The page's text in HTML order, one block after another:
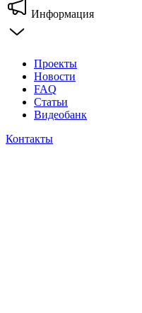
Информация
Проекты
Новости
FAQ
Статьи
Видеобанк
Контакты